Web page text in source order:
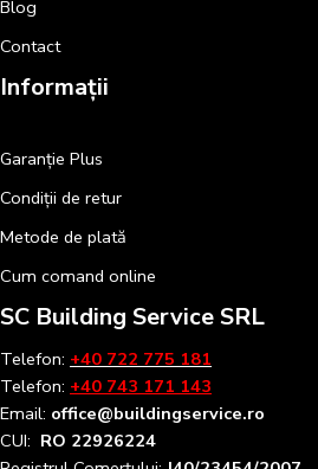
Blog
Contact
Informații
Garanție Plus
Condiții de retur
Metode de plată
Cum comand online
SC Building Service SRL
Telefon: +40 722 775 181
Telefon: +40 743 171 143
Email: office@buildingservice.ro
CUI: RO 22926224